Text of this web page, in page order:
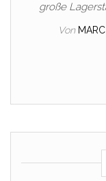
große
Von